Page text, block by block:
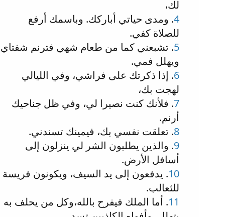
لك،
4. ومدى حياتي أباركك. وباسمك أرفع
للصلاة كفي.
5. تشبعني كما من طعام شهي فترنم شفتاي
ويهلل فمي.
6. إذا ذكرتك على فراشي، وفي الليالي
لهجت بك،
7. فلأنك كنت نصيرا لي، وفي ظل جناحيك
أرنم.
8. تعلقت نفسي بك، فيمينك تسندني.
9. والذين يطلبون الشر لي ينزلون إلى
أسافل الأرض.
10. يدفعون إلى يد السيف، ويكونون فريسة
للثعالب.
11. أما الملك فيفرح بالله،وكل من يحلف به